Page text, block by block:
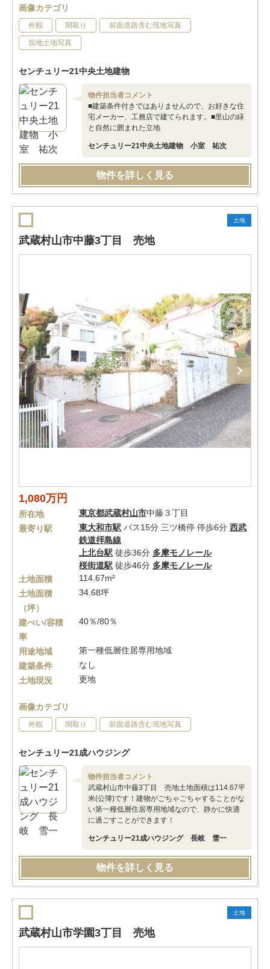
画像カテゴリ
外観 間取り 前面道路含む現地写真
現地土地写真
センチュリー21中央土地建物
物件担当者コメント
■建築条件付きではありませんので、お好きな住
宅メーカー、工務店で建てられます。■里山の緑
と自然に囲まれた立地
センチュリー21中央土地建物 小室 祐次
物件を詳しく見る
土地
武蔵村山市中藤3丁目 売地
1,080万円
所在地 東京都武蔵村山市中藤３丁目
最寄り駅
東大和市駅 バス15分 三ツ橋停 停歩6分 西武
鉄道拝島線
上北台駅 徒歩36分 多摩モノレール
桜街道駅 徒歩46分 多摩モノレール
土地面積
114.67m²
土地面積
（坪）
34.68坪
建ぺい/容積
率
40％/80％
用途地域
第一種低層住居専用地域
建築条件
なし
土地現況
更地
画像カテゴリ
外観 間取り 前面道路含む現地写真
センチュリー21成ハウジング
物件担当者コメント
武蔵村山市中藤3丁目 売地土地面積は114.67平
米(公簿)です！建物がごちゃごちゃすることがな
い第一種低層住居専用地域なので、静かに快適
に過ごすことができます！
センチュリー21成ハウジング 長岐 雪一
物件を詳しく見る
土地
武蔵村山市学園3丁目 売地